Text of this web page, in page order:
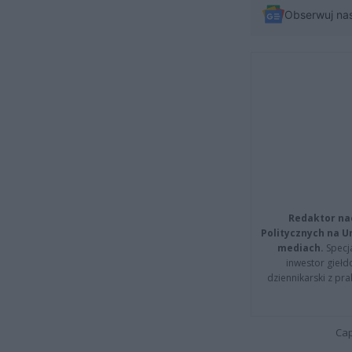
Obserwuj
Redaktor
Politycznych na
mediach.
inwestor
dziennikarski z